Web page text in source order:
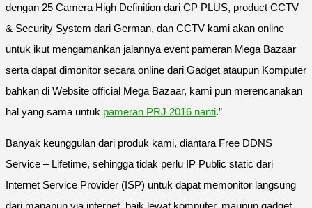
dengan 25 Camera High Definition dari CP PLUS, product CCTV
& Security System dari German, dan CCTV kami akan online
untuk ikut mengamankan jalannya event pameran Mega Bazaar
serta dapat dimonitor secara online dari Gadget ataupun Komputer
bahkan di Website official Mega Bazaar, kami pun merencanakan
hal yang sama untuk pameran PRJ 2016 nanti.”
Banyak keunggulan dari produk kami, diantara Free DDNS
Service – Lifetime, sehingga tidak perlu IP Public static dari
Internet Service Provider (ISP) untuk dapat memonitor langsung
dari manapun via internet, baik lewat komputer, maupun gadget